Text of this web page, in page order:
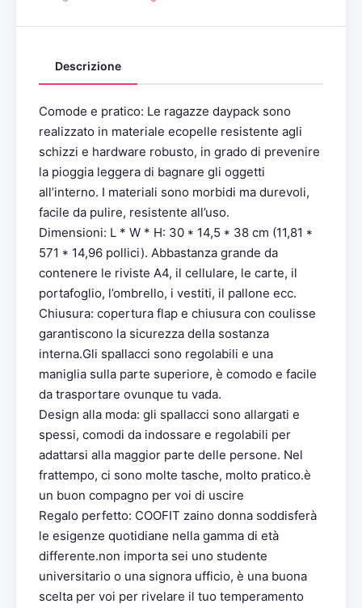
Descrizione
Comode e pratico: Le ragazze daypack sono
realizzato in materiale ecopelle resistente agli
schizzi e hardware robusto, in grado di prevenire
la pioggia leggera di bagnare gli oggetti
all’interno. I materiali sono morbidi ma durevoli,
facile da pulire, resistente all’uso.
Dimensioni: L * W * H: 30 * 14,5 * 38 cm (11,81 *
571 * 14,96 pollici). Abbastanza grande da
contenere le riviste A4, il cellulare, le carte, il
portafoglio, l’ombrello, i vestiti, il pallone ecc.
Chiusura: copertura flap e chiusura con coulisse
garantiscono la sicurezza della sostanza
interna.Gli spallacci sono regolabili e una
maniglia sulla parte superiore, è comodo e facile
da trasportare ovunque tu vada.
Design alla moda: gli spallacci sono allargati e
spessi, comodi da indossare e regolabili per
adattarsi alla maggior parte delle persone. Nel
frattempo, ci sono molte tasche, molto pratico.è
un buon compagno per voi di uscire
Regalo perfetto: COOFIT zaino donna soddisferà
le esigenze quotidiane nella gamma di età
differente.non importa sei uno studente
universitario o una signora ufficio, è una buona
scelta per voi per rivelare il tuo temperamento